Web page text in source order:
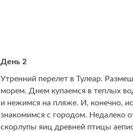
День 2
Утренний перелет в Тулеар.
морем. Днем купаемся в теплых
и нежимся на пляже. И, конечно,
знакомимся с городом. Недалеко
скорлупы яиц древней птицы